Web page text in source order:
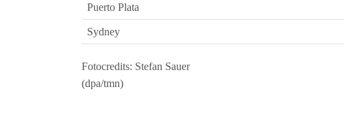
Puerto Plata
Sydney
Fotocredits: Stefan Sauer
(dpa/tmn)